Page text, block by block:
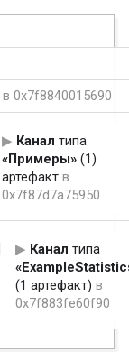
в 0x7f8840015690
Канал типа
«Примеры» (1)
артефакт в
0x7f87d7a75950
Канал типа
(1 артефакт) в
0x7f883fe60f90